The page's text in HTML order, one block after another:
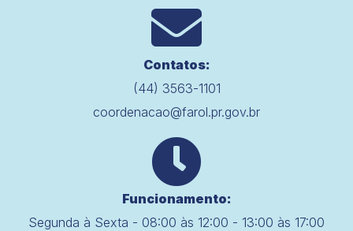
Contatos:
(44) 3563-1101
coordenacao@farol.pr.gov.br
Funcionamento:
Segunda à Sexta - 08:00 às 12:00 - 13:00 às 17:00